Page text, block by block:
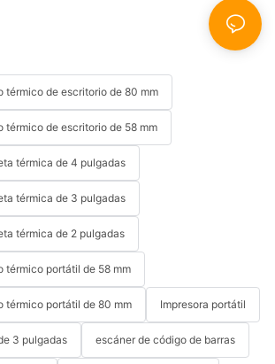
térmico de escritorio de 80 mm
térmico de escritorio de 58 mm
térmica de 4 pulgadas
térmica de 3 pulgadas
térmica de 2 pulgadas
térmico portátil de 58 mm
térmico portátil de 80 mm Impresora portátil
3 pulgadas escáner de código de barras